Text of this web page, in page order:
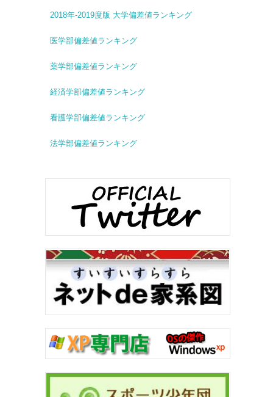
2018年-2019度版 大学偏差値ランキング
医学部偏差値ランキング
薬学部偏差値ランキング
経済学部偏差値ランキング
看護学部偏差値ランキング
法学部偏差値ランキング